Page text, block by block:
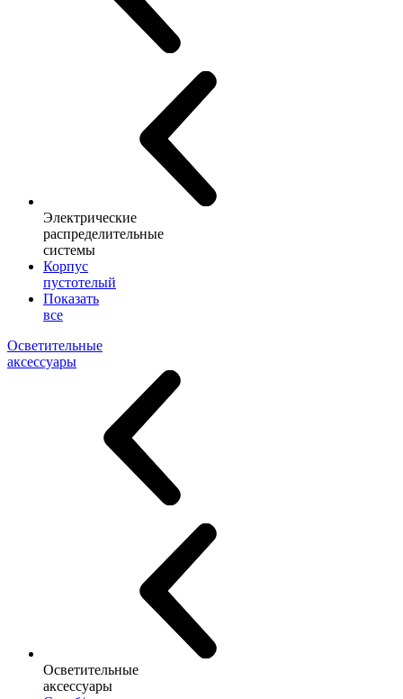
Электрические
распределительные
системы
Корпус
пустотелый
Показать
все
Осветительные
аксессуары
Осветительные
аксессуары